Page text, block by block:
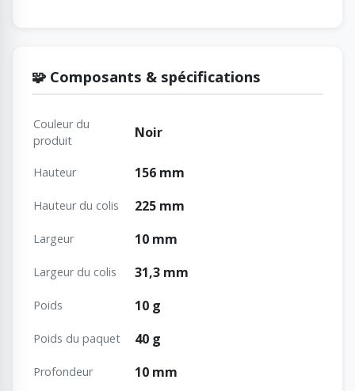
🧩 Composants & spécifications
Couleur du
produit
Noir
Hauteur 156 mm
Hauteur du colis 225 mm
Largeur 10 mm
Largeur du colis 31,3 mm
Poids 10 g
Poids du paquet 40 g
Profondeur 10 mm